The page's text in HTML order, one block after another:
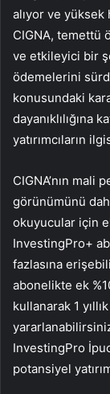
alıyor ve
CIGNA, temettü
ve etkileyici bir
ödemelerini
konusundaki
dayanıklılığına
yatırımcıların
CIGNA’nın mali
görünümünü
okuyucular için
InvestingPro+
fazlasına
abonelikte ek
kullanarak 1
InvestingPro
potansiyel